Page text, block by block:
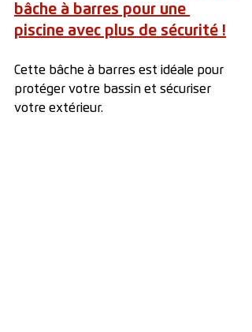
bâche à barres pour une
piscine avec plus de sécurité !
Cette bâche à barres est idéale pour
protéger votre bassin et sécuriser
votre extérieur.